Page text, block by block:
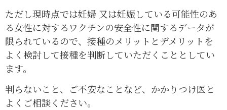
ただし現時点では妊婦 又は妊娠している可能性のあ
る女性に対するワクチンの安全性に関するデータが
限られているので、接種のメリットとデメリットを
よく検討して接種を判断していただくこととしてい
ます。
判らないこと、ご不安なことなど、かかりつけ医と
よくご相談ください。